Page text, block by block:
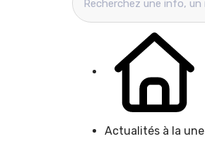
Actualités à la une